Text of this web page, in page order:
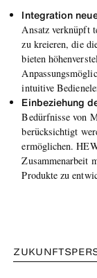
Integration
Ansatz verknüpft
zu kreieren, die
bieten
intuitive
Einbeziehung
Bedürfnisse von
berücksichtigt
ermöglichen.
Zusammenarbeit
Produkte zu